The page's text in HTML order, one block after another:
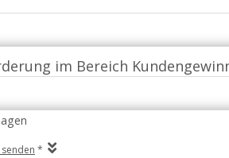
im Bereich
*